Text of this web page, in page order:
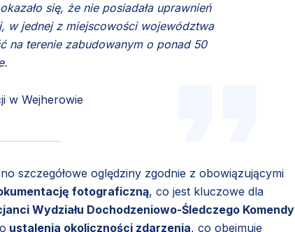
się, że nie posiadała uprawnień
w jednej z miejscowości województwa
na terenie zabudowanym o ponad 50
w Wejherowie
szczegółowe oględziny zgodnie z obowiązującymi
fotograficzną, co jest kluczowe dla
Wydziału Dochodzeniowo-Śledczego Komendy
ustalenia okoliczności zdarzenia, co obejmuje